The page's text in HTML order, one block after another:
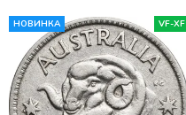
НОВИНКА VF-XF